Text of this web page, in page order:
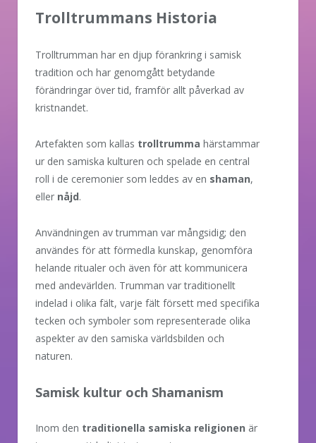
Trolltrummans Historia
Trolltrumman har en djup förankring i samisk
tradition och har genomgått betydande
förändringar över tid, framför allt påverkad av
kristnandet.
Artefakten som kallas trolltrumma härstammar
ur den samiska kulturen och spelade en central
roll i de ceremonier som leddes av en shaman,
eller nåjd.
Användningen av trumman var mångsidig; den
användes för att förmedla kunskap, genomföra
helande ritualer och även för att kommunicera
med andevärlden. Trumman var traditionellt
indelad i olika fält, varje fält försett med specifika
tecken och symboler som representerade olika
aspekter av den samiska världsbilden och
naturen.
Samisk kultur och Shamanism
Inom den traditionella samiska religionen är